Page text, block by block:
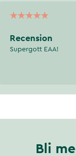
Recension
Supergott EAA!
Bli